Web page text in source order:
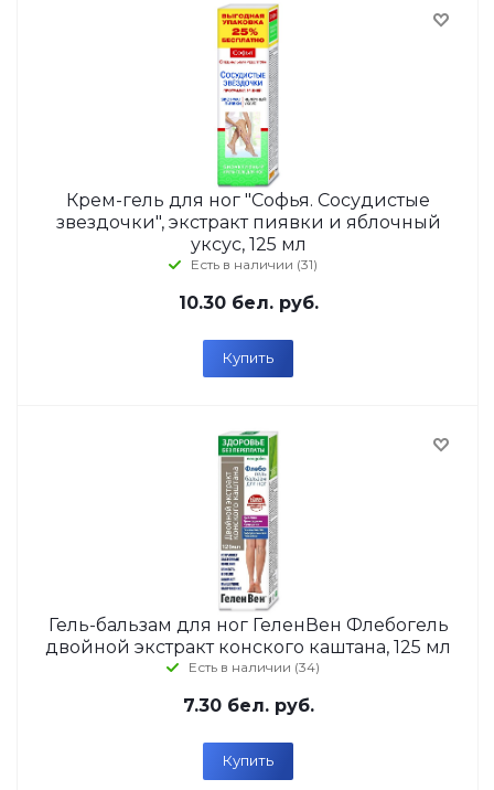
Крем-гель для ног "Софья. Сосудистые
звездочки", экстракт пиявки и яблочный
уксус, 125 мл
Есть в наличии (31)
10.30бел. руб.
Купить
Гель-бальзам для ног ГеленВен Флебогель
двойной экстракт конского каштана, 125 мл
Есть в наличии (34)
7.30бел. руб.
Купить